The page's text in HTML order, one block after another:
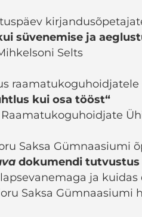
süvenemise ja
Selts
raamatukoguhoidjatele
kui osa tööst“
Raamatukoguhoidjate
Saksa Gümnaasiumi
dokumendi tutvustus
ja kuidas
Saksa Gümnaasiumi